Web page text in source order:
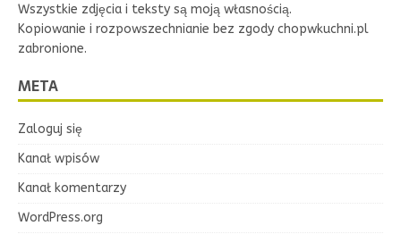
Wszystkie zdjęcia i teksty są moją własnością.
Kopiowanie i rozpowszechnianie bez zgody chopwkuchni.pl
zabronione.
META
Zaloguj się
Kanał wpisów
Kanał komentarzy
WordPress.org